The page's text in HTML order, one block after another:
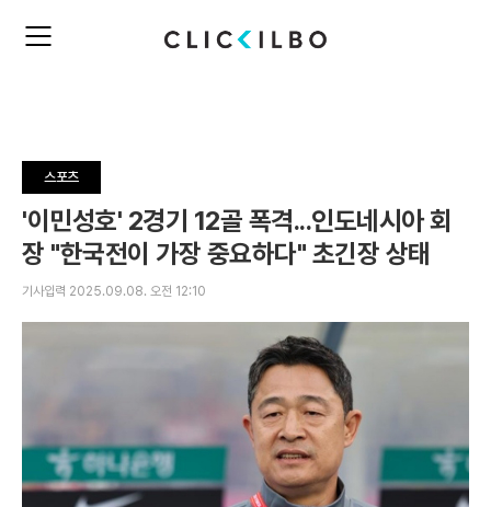
주
뉴
펼
치
기
스포츠
'이민성호' 2경기 12골 폭격...인도네시아 회
장 "한국전이 가장 중요하다" 초긴장 상태
기사입력 2025.09.08. 오전 12:10